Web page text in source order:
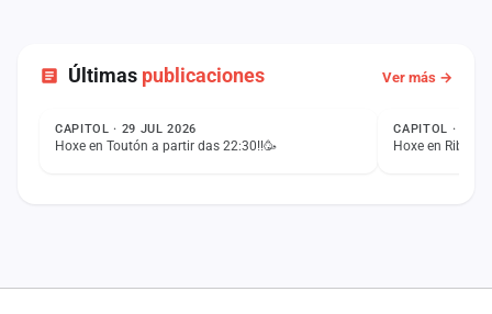
Últimas publicaciones Ver más →
ESTADO
CAPITOL · 29 JUL 2026
Hoxe en Toutón a partir das 22:30!!🥳
ESTADO
CAPITOL · 26
Hoxe en